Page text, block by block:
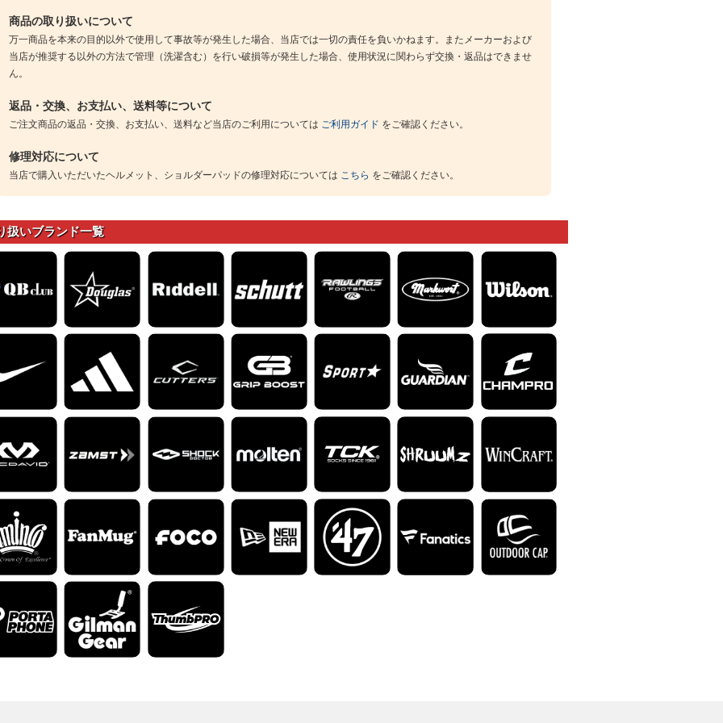
商品の取り扱いについて
万一商品を本来の目的以外で使用して事故等が発生した場合、当店では一切の責任を負いかねます。またメーカーおよび
当店が推奨する以外の方法で管理（洗濯含む）を行い破損等が発生した場合、使用状況に関わらず交換・返品はできませ
ん。
返品・交換、お支払い、送料等について
ご注文商品の返品・交換、お支払い、送料など当店のご利用については ご利用ガイド をご確認ください。
修理対応について
当店で購入いただいたヘルメット、ショルダーパッドの修理対応については こちら をご確認ください。
扱いブランド一覧